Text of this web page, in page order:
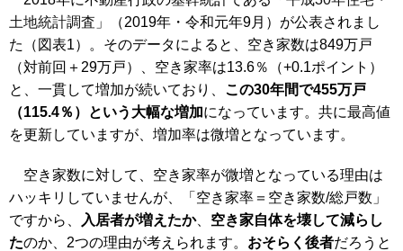
土地統計調査 」（2019年・令和元年9月）が公表されまし
た（図表1）。そのデータによると、空き家数は849万戸
（対前回＋29万戸）、空き家率は13.6％（+0.1ポイント）
と、一貫して増加が続いており、 この30年間で455万戸
（115.4％）という大幅な増加になっています。共に最高値
を更新していますが、増加率は微増となっています。
空き家数に対して、空き家率が微増となっている理由は
ハッキリしていませんが、「空き家率＝空き家数/総戸数」
ですから、
入居者が増えたか、 空き家自体を壊して減らし
たのか、2つの理由が考えられます。 おそらく後者だろうと